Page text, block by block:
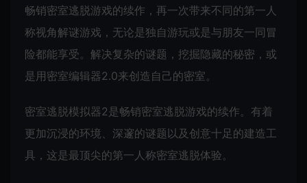
畅销密室逃脱游戏的续作，再一次带来不同的第一人
称视角解谜游戏，无论是独自游玩或是与朋友一同冒
险都能享受。解决复杂的谜题，挖掘隐藏的秘密，或
是用密室编辑器2.0来创造自己的密室。
密室逃脱模拟器2是畅销密室逃脱游戏的续作。有着
更加沉浸的环境、深邃的谜题以及创意十足的建造工
具，这是最顶尖的第一人称密室逃脱体验。